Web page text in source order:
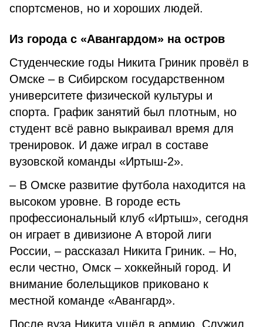
спортсменов, но и хороших людей.
Из города с «Авангардом» на остров
Студенческие годы Никита Гриник провёл в
Омске – в Сибирском государственном
университете физической культуры и
спорта. График занятий был плотным, но
студент всё равно выкраивал время для
тренировок. И даже играл в составе
вузовской команды «Иртыш-2».
– В Омске развитие футбола находится на
высоком уровне. В городе есть
профессиональный клуб «Иртыш», сегодня
он играет в дивизионе А второй лиги
России, – рассказал Никита Гриник. – Но,
если честно, Омск – хоккейный город. И
внимание болельщиков приковано к
местной команде «Авангард».
После вуза Никита ушёл в армию. Служил